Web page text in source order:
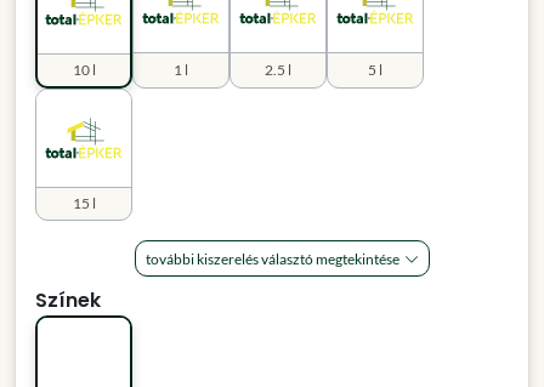
1 l 2.5 l 5 l
10 l
15 l
további kiszerelés választó megtekintése
Színek